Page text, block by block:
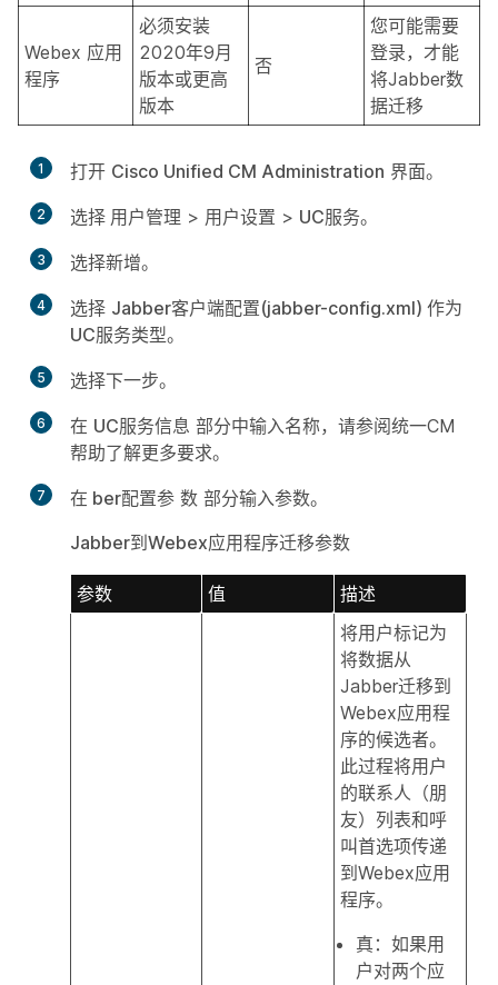
Webex 应用
程序
必须安装
2020年9月
版本或更高
版本
否
您可能需要
登录，才能
将Jabber数
据迁移
1 打开 Cisco Unified CM Administration 界面。
2 选择 用户管理 > 用户设置 > UC服务。
3 选择新增。
4 选择 Jabber客户端配置(jabber-config.xml) 作为
UC服务类型。
5 选择下一步。
6 在 UC服务信息 部分中输入名称，请参阅统一CM
帮助了解更多要求。
7 在 ber配置参 数 部分输入参数。
Jabber到Webex应用程序迁移参数
参数 值 描述
将用户标记为
将数据从
Jabber迁移到
Webex应用程
序的候选者。
此过程将用户
的联系人（朋
友）列表和呼
叫首选项传递
到Webex应用
程序。
真：如果用
户对两个应